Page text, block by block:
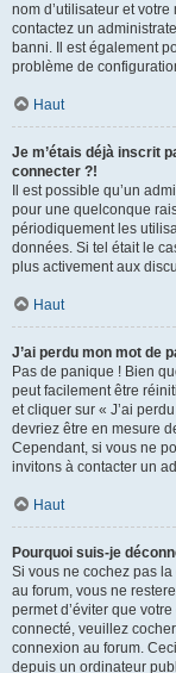
nom d’utilisateur et
contactez un
banni. Il est également
problème de
Haut
Je m’étais déjà inscrit
connecter ?!
Il est possible qu’un
pour une quelconque
périodiquement les
données. Si tel était le
plus activement aux
Haut
J’ai perdu mon mot de
Pas de panique ! Bien
peut facilement être
et cliquer sur « J’ai
devriez être en mesure
Cependant, si vous ne
invitons à contacter un
Haut
Pourquoi suis-je
Si vous ne cochez pas
au forum, vous ne
permet d’éviter que
connecté, veuillez
connexion au forum.
depuis un ordinateur